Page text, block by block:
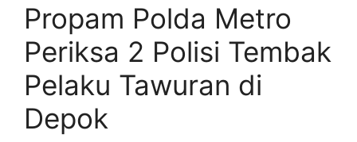
Propam Polda Metro
Periksa 2 Polisi Tembak
Pelaku Tawuran di
Depok